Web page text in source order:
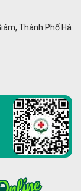
Thành Phố Hà